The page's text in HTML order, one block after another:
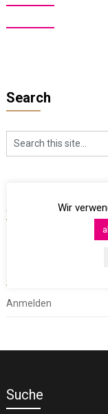
Search
Archives
Anmelden
Suche
Wir